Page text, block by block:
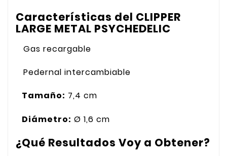
Características del CLIPPER
LARGE METAL PSYCHEDELIC
Gas recargable
Pedernal intercambiable
Tamaño: 7,4 cm
Diámetro: Ø 1,6 cm
¿Qué Resultados Voy a Obtener?